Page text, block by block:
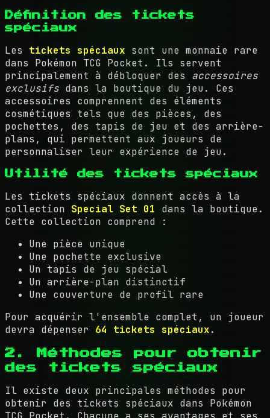
Définition des tickets
spéciaux
Les tickets spéciaux sont une monnaie rare
dans Pokémon TCG Pocket. Ils servent
principalement à débloquer des accessoires
exclusifs dans la boutique du jeu. Ces
accessoires comprennent des éléments
cosmétiques tels que des pièces, des
pochettes, des tapis de jeu et des arrière-
plans, qui permettent aux joueurs de
personnaliser leur expérience de jeu.
Utilité des tickets spéciaux
Les tickets spéciaux donnent accès à la
collection Special Set 01 dans la boutique.
Cette collection comprend :
Une pièce unique
Une pochette exclusive
Un tapis de jeu spécial
Un arrière-plan distinctif
Une couverture de profil rare
Pour acquérir l'ensemble complet, un joueur
devra dépenser 64 tickets spéciaux.
2. Méthodes pour obtenir
des tickets spéciaux
Il existe deux principales méthodes pour
obtenir des tickets spéciaux dans Pokémon